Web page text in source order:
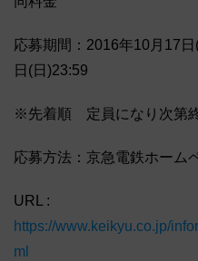
応募期間：2016年10月17
日(日)23:59
※先着順 定員になり次第
応募方法：京急電鉄ホーム
URL :
https://www.keikyu.co.jp/
ml